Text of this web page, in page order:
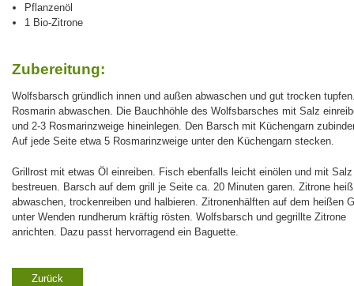
Pflanzenöl
1 Bio-Zitrone
Zubereitung:
Wolfsbarsch gründlich innen und außen abwaschen und gut trocken
Rosmarin abwaschen. Die Bauchhöhle des Wolfsbarsches mit Salz
und 2-3 Rosmarinzweige hineinlegen. Den Barsch mit Küchengarn
Auf jede Seite etwa 5 Rosmarinzweige unter den Küchengarn stecken.
Grillrost mit etwas Öl einreiben. Fisch ebenfalls leicht einölen und mit Salz
bestreuen. Barsch auf dem grill je Seite ca. 20 Minuten garen. Zitrone heiß
abwaschen, trockenreiben und halbieren. Zitronenhälften auf dem heißen
unter Wenden rundherum kräftig rösten. Wolfsbarsch und gegrillte Zitrone
anrichten. Dazu passt hervorragend ein Baguette.
Zurück